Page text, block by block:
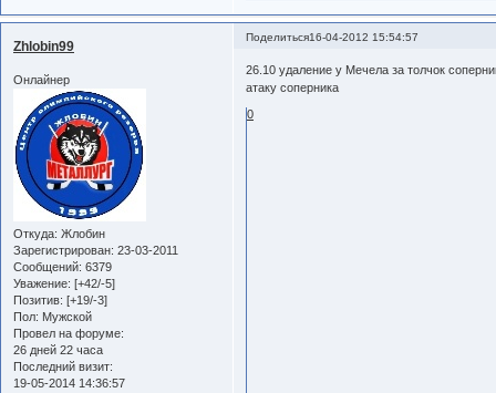
Поделиться16-04-2012 15:54:57
Zhlobin99
Онлайнер
Откуда: Жлобин
Зарегистрирован: 23-03-2011
Сообщений: 6379
Уважение: [+42/-5]
Позитив: [+19/-3]
Пол: Мужской
Провел на форуме:
26 дней 22 часа
Последний визит:
19-05-2014 14:36:57
26.10 удаление у Мечела за толчок
атаку соперника
0